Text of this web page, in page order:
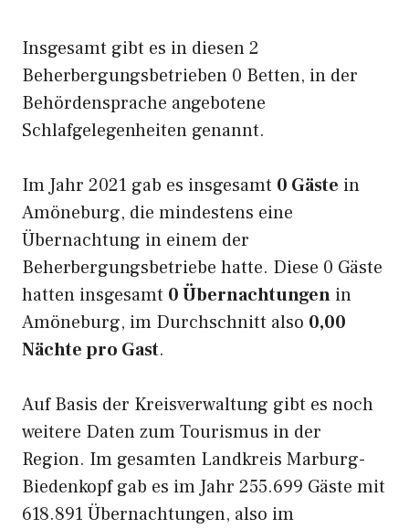
Insgesamt gibt es in diesen 2
Beherbergungsbetrieben 0 Betten, in der
Behördensprache angebotene
Schlafgelegenheiten genannt.
Im Jahr 2021 gab es insgesamt 0 Gäste in
Amöneburg, die mindestens eine
Übernachtung in einem der
Beherbergungsbetriebe hatte. Diese 0 Gäste
hatten insgesamt 0 Übernachtungen in
Amöneburg, im Durchschnitt also 0,00
Nächte pro Gast.
Auf Basis der Kreisverwaltung gibt es noch
weitere Daten zum Tourismus in der
Region. Im gesamten Landkreis Marburg-
Biedenkopf gab es im Jahr 255.699 Gäste mit
618.891 Übernachtungen, also im